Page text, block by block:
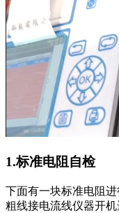
1.标准电阻自检
下面有一块标准电阻
粗线接电流线仪器开